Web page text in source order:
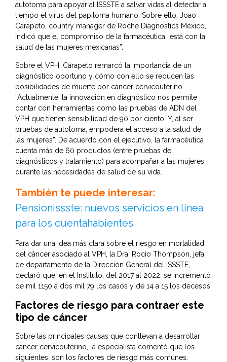
autotoma para apoyar al ISSSTE a salvar vidas al detectar a
tiempo el virus del papiloma humano. Sobre ello, Joao
Carapeto, country manager de Roche Diagnostics México,
indicó que el compromiso de la farmacéutica “está con la
salud de las mujeres mexicanas”.
Sobre el VPH, Carapeto remarcó la importancia de un
diagnóstico oportuno y cómo con ello se reducen las
posibilidades de muerte por cáncer cervicouterino.
“Actualmente, la innovación en diagnóstico nos permite
contar con herramientas como las pruebas de ADN del
VPH que tienen sensibilidad de 90 por ciento. Y, al ser
pruebas de autotoma, empodera el acceso a la salud de
las mujeres”. De acuerdo con el ejecutivo, la farmacéutica
cuenta más de 60 productos (entre pruebas de
diagnósticos y tratamiento) para acompañar a las mujeres
durante las necesidades de salud de su vida.
También te puede interesar:
Pensionissste: nuevos servicios en línea
para los cuentahabientes
Para dar una idea más clara sobre el riesgo en mortalidad
del cáncer asociado al VPH, la Dra. Rocío Thompson, jefa
de departamento de la Dirección General del ISSSTE,
declaró que, en el Instituto, del 2017 al 2022, se incrementó
de mil 1150 a dos mil 79 los casos y de 14 a 15 los decesos.
Factores de riesgo para contraer este
tipo de cáncer
Sobre las principales causas que conllevan a desarrollar
cáncer cervicouterino, la especialista comentó que los
siguientes, son los factores de riesgo más comúnes: